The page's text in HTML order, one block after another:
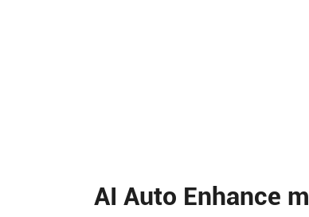
AI Auto Enhance